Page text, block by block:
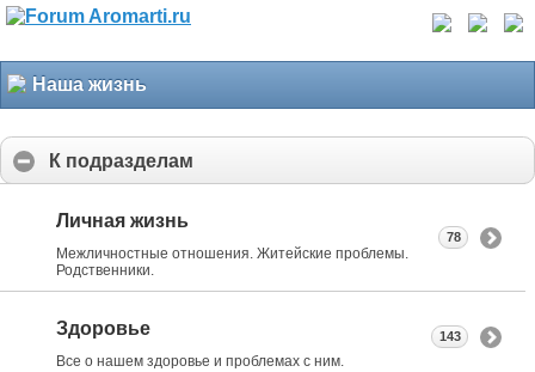
Наша жизнь
К подразделам
Личная жизнь
Межличностные отношения. Житейские проблемы.
Родственники.
78
Здоровье
Все о нашем здоровье и проблемах с ним.
143